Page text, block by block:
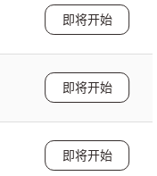
即将开始
即将开始
即将开始